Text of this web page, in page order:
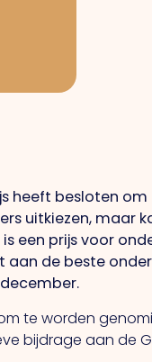
heeft besloten
uitkiezen, maar
een prijs voor
de beste
te worden
bijdrage aan de